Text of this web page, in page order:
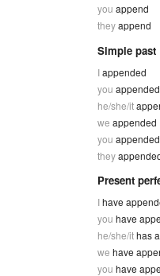
you append
theyappend
Simple past
Iappended
you appended
he/she/it
we appended
you appended
they
Present
Ihave
you have
he/she/ithas
we have
you have